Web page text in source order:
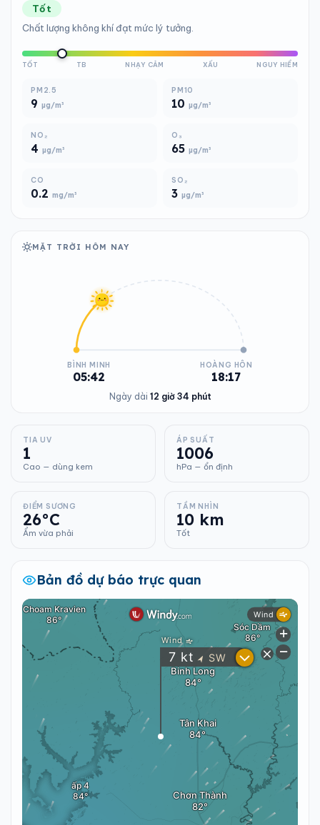
Tốt
Chất lượng không khí đạt mức lý tưởng.
TỐT TB NHẠY CẢM XẤU NGUY HIỂM
PM2.5
9 µg/m³
PM10
10 µg/m³
NO₂
4 µg/m³
O₃
65 µg/m³
CO
0.2 mg/m³
SO₂
3 µg/m³
MẶT TRỜI HÔM NAY
BÌNH MINH
05:42
HOÀNG HÔN
18:17
Ngày dài 12 giờ 34 phút
TIA UV
1
Cao — dùng kem
ÁP SUẤT
1006
hPa — ổn định
ĐIỂM SƯƠNG
26°C
Ẩm vừa phải
TẦM NHÌN
10 km
Tốt
Bản đồ dự báo trực quan